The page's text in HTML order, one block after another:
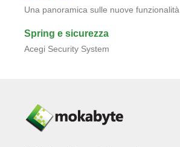
Una panoramica sulle nuove funzionalità
Spring e sicurezza
Acegi Security System